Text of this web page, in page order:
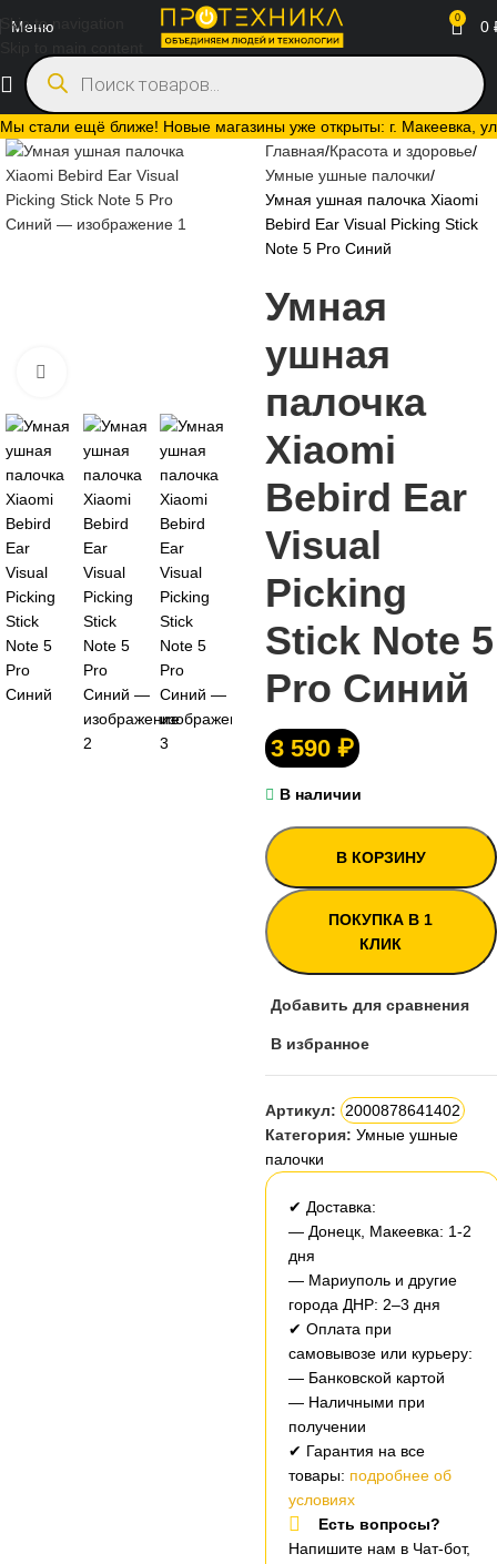
Skip to navigation
Мы стали ещё ближе! Новые магазины уже открыты: г. Макеевка,
Меню 0 0
Главная Красота и здоровье
Умные ушные палочки
Умная ушная палочка Xiaomi
Bebird Ear Visual Picking Stick
Note 5 Pro Синий
Умная
ушная
палочка
Xiaomi
Bebird Ear
Visual
Picking
Stick Note 5
Pro Синий
3 590 ₽
В наличии
В КОРЗИНУ
ПОКУПКА В 1
КЛИК
Добавить для сравнения
В избранное
Артикул: 2000878641402
Категория: Умные ушные
палочки
✔ Доставка:
— Донецк, Макеевка: 1-2
дня
— Мариуполь и другие
города ДНР: 2–3 дня
✔ Оплата при
самовывозе или курьеру:
— Банковской картой
— Наличными при
получении
✔ Гарантия на все
товары: подробнее об
условиях
Есть вопросы?
Напишите нам в Чат-бот,